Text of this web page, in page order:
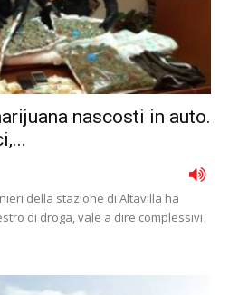
nascosti in auto.
della stazione di Altavilla ha
di droga, vale a dire complessivi